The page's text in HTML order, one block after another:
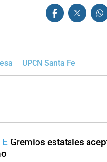
UPCN Santa Fe
Gremios estatales